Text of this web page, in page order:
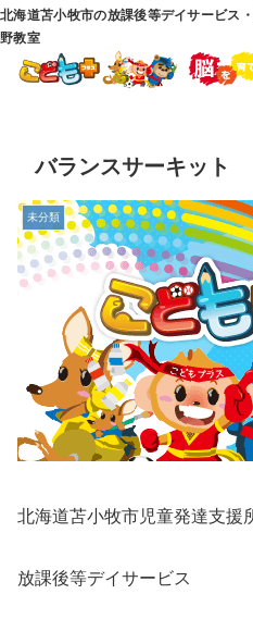
北海道苫小牧市の放課後等デイサービス
野教室
バランスサーキット
未分類
北海道苫小牧市児童発達支援
放課後等デイサービス